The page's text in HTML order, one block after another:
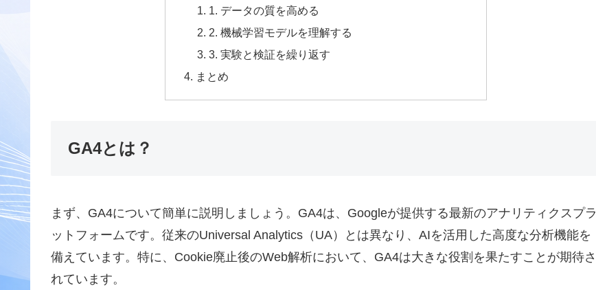
1. データの質を高める
2. 機械学習モデルを理解する
3. 実験と検証を繰り返す
まとめ
GA4とは？
まず、GA4について簡単に説明しましょう。GA4は、Googleが提供する最新のアナリティクスプラ
ットフォームです。従来のUniversal Analytics（UA）とは異なり、AIを活用した高度な分析機能を
備えています。特に、Cookie廃止後のWeb解析において、GA4は大きな役割を果たすことが期待さ
れています。